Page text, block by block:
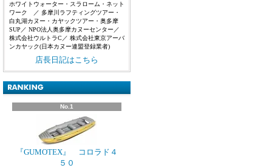
ホワイトウォーター・スラローム・ネット
ワーク ／ 多摩川ラフティングツアー・
白丸湖カヌー・カヤックツアー・奥多摩
SUP／ NPO法人奥多摩カヌーセンター／
株式会社ウルトラC／ 株式会社東京アーバ
ンカヤック(日本カヌー連盟登録業者)
店長日記はこちら
No.1
『GUMOTEX』 コロラド４
５０